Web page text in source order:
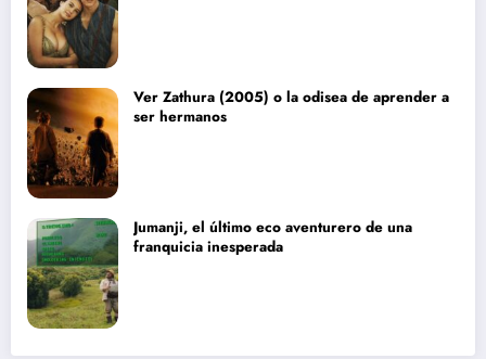
Ver Zathura (2005) o la odisea de aprender a
ser hermanos
Jumanji, el último eco aventurero de una
franquicia inesperada